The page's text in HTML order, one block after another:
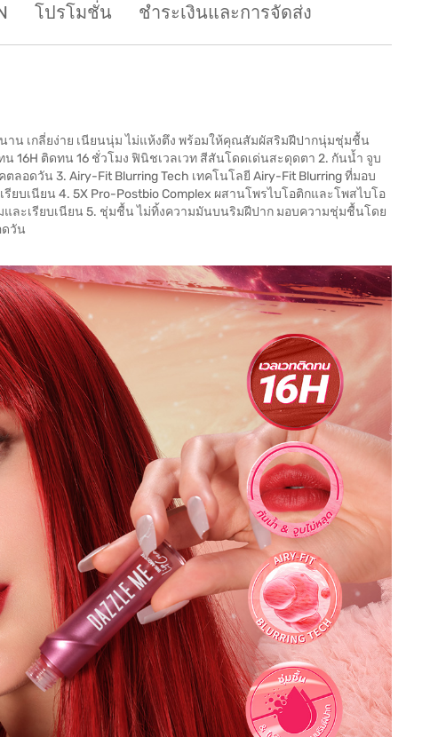
โปรโมชั่น ชำระเงินและการจัดส่ง
น เกลี่ยง่าย เนียนนุ่ม ไม่แห้งตึง พร้อมให้คุณสัมผัสริมฝีปากนุ่มชุ่มชื้น
16H ติดทน 16 ชั่วโมง ฟินิชเวลเวท สีสันโดดเด่นสะดุดตา 2. กันน้ำ จูบ
ลอดวัน 3. Airy-Fit Blurring Tech เทคโนโลยี Airy-Fit Blurring ที่มอบ
ยบเนียน 4. 5X Pro-Postbio Complex ผสานโพรไบโอติกและโพสไบโอ
ละเรียบเนียน 5. ชุ่มชื้น ไม่ทิ้งความมันบนริมฝีปาก มอบความชุ่มชื้นโดย
ดวัน